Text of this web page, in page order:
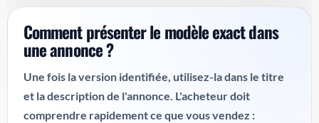
Comment présenter le modèle exact dans
une annonce ?
Une fois la version identifiée, utilisez-la dans le titre
et la description de l'annonce. L'acheteur doit
comprendre rapidement ce que vous vendez :